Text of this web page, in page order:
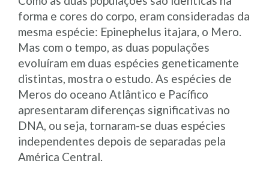
forma e cores do corpo, eram consideradas da
mesma espécie: Epinephelus itajara, o Mero.
Mas com o tempo, as duas populações
evoluíram em duas espécies geneticamente
distintas, mostra o estudo. As espécies de
Meros do oceano Atlântico e Pacífico
apresentaram diferenças significativas no
DNA, ou seja, tornaram-se duas espécies
independentes depois de separadas pela
América Central.